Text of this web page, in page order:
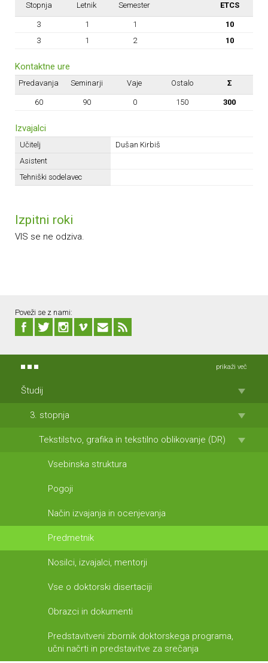
Stopnja Letnik Semester ETCS
3 1 1
10
3
1 2 10
Kontaktne ure
Predavanja Seminarji Vaje Ostalo Σ
60 90 0 150 300
Izvajalci
Učitelj
Dušan Kirbiš
Asistent
Tehniški sodelavec
Izpitni roki
VIS se ne odziva.
Poveži se z nami:
prikaži več
Študij
3. stopnja
Tekstilstvo, grafika in tekstilno oblikovanje (DR)
Vsebinska struktura
Pogoji
Način izvajanja in ocenjevanja
Predmetnik
Nosilci, izvajalci, mentorji
Vse o doktorski disertaciji
Obrazci in dokumenti
Predstavitveni zbornik doktorskega programa,
učni načrti in predstavitve za srečanja